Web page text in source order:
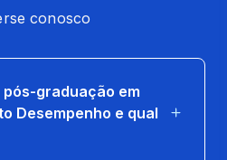
DE
conosco
pós-graduação em
Desempenho e qual